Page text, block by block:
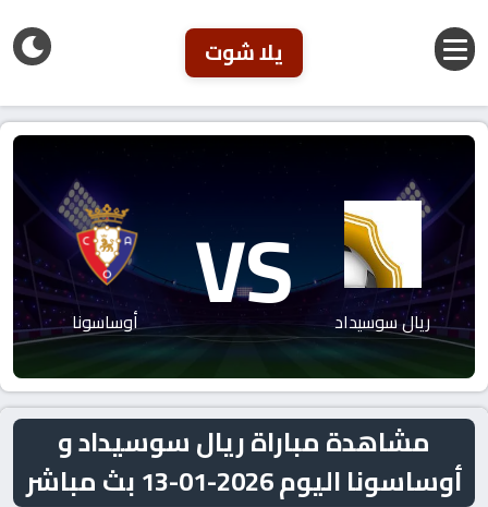
يلا شوت
ريال سوسيداد VS أوساسونا
مشاهدة مباراة ريال سوسيداد و
أوساسونا اليوم 2026-01-13 بث مباشر